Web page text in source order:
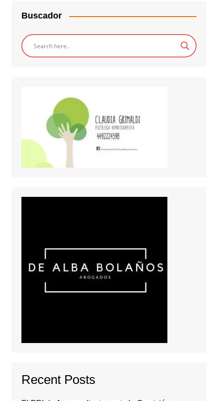
Buscador
Recent Posts